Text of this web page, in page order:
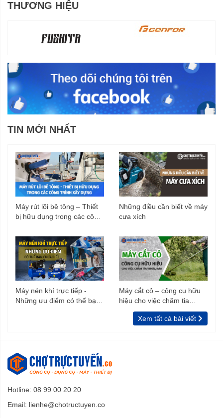
THƯƠNG HIỆU
TIN MỚI NHẤT
Máy rút lõi bê tông – Thiết
bị hữu dụng trong các công
Những điều cần biết về máy
cưa xích
Máy nén khí trực tiếp -
Những ưu điểm có thể bạn
Máy cắt cỏ – công cụ hữu
hiệu cho việc chăm tỉa
vườn, rào
Xem tất cả bài viết
Hotline: 08 99 00 20 20
Email: lienhe@chotructuyen.co